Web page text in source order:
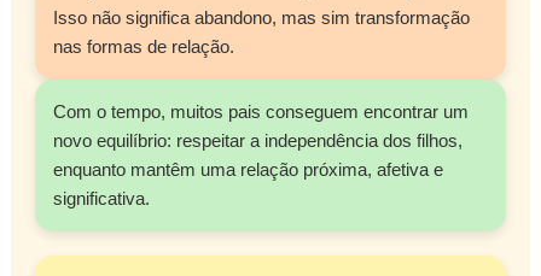
Isso não significa abandono, mas sim transformação
nas formas de relação.
Com o tempo, muitos pais conseguem encontrar um
novo equilíbrio: respeitar a independência dos filhos,
enquanto mantêm uma relação próxima, afetiva e
significativa.